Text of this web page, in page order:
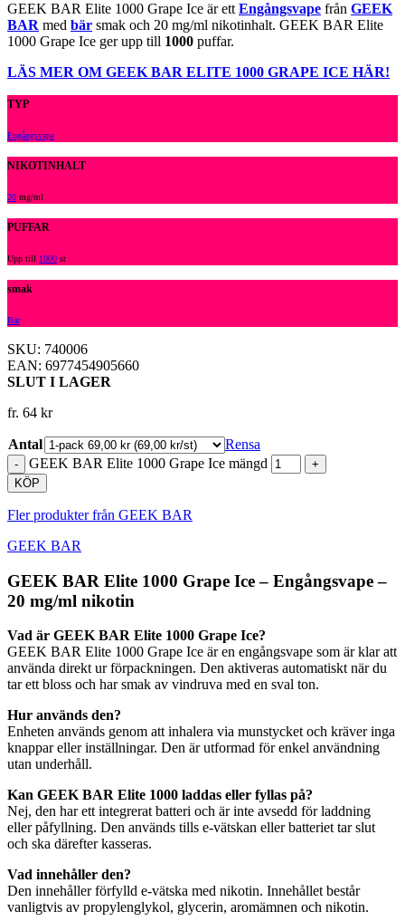
GEEK BAR Elite 1000 Grape Ice är ett Engångsvape från GEEK
BAR med bär smak och 20 mg/ml nikotinhalt. GEEK BAR Elite
1000 Grape Ice ger upp till 1000 puffar.
LÄS MER OM GEEK BAR ELITE 1000 GRAPE ICE HÄR!
TYP
Engångsvape
NIKOTINHALT
20 mg/ml
PUFFAR
Upp till 1000 st
smak
Bär
SKU: 740006
EAN: 6977454905660
SLUT I LAGER
fr. 64 kr
Antal
Rensa
GEEK BAR Elite 1000 Grape Ice mängd
KÖP
Fler produkter från GEEK BAR
GEEK BAR
GEEK BAR Elite 1000 Grape Ice – Engångsvape –
20 mg/ml nikotin
Vad är GEEK BAR Elite 1000 Grape Ice?
GEEK BAR Elite 1000 Grape Ice är en engångsvape som är klar att
använda direkt ur förpackningen. Den aktiveras automatiskt när du
tar ett bloss och har smak av vindruva med en sval ton.
Hur används den?
Enheten används genom att inhalera via munstycket och kräver inga
knappar eller inställningar. Den är utformad för enkel användning
utan underhåll.
Kan GEEK BAR Elite 1000 laddas eller fyllas på?
Nej, den har ett integrerat batteri och är inte avsedd för laddning
eller påfyllning. Den används tills e-vätskan eller batteriet tar slut
och ska därefter kasseras.
Vad innehåller den?
Den innehåller förfylld e-vätska med nikotin. Innehållet består
vanligtvis av propylenglykol, glycerin, aromämnen och nikotin.